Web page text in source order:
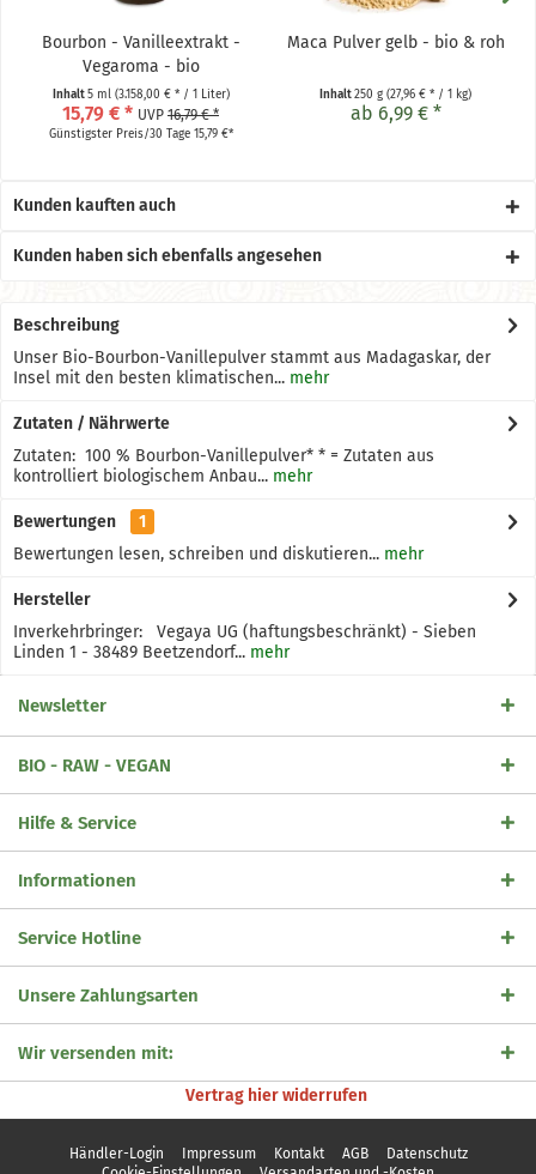
Bourbon - Vanilleextrakt -
Vegaroma - bio
Inhalt5 ml (3.158,00 € * / 1 Liter)
15,79 € * UVP 16,79 € *
Günstigster Preis/30 Tage 15,79 €*
Maca Pulver gelb - bio & roh
Inhalt250 g (27,96 € * / 1 kg)
ab 6,99 € *
Kunden kauften auch
Kunden haben sich ebenfalls angesehen
Beschreibung
Unser Bio-Bourbon-Vanillepulver stammt aus Madagaskar, der
Insel mit den besten klimatischen... mehr
Zutaten / Nährwerte
Zutaten: 100 % Bourbon-Vanillepulver* * = Zutaten aus
kontrolliert biologischem Anbau... mehr
Bewertungen
1
Bewertungen lesen, schreiben und diskutieren... mehr
Hersteller
Inverkehrbringer: Vegaya UG (haftungsbeschränkt) - Sieben
Linden 1 - 38489 Beetzendorf... mehr
Newsletter
BIO - RAW - VEGAN
Hilfe & Service
Informationen
Service Hotline
Unsere Zahlungsarten
Wir versenden mit:
Vertrag hier widerrufen
Händler-Login Impressum Kontakt AGB
Datenschutz